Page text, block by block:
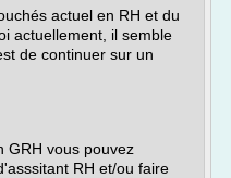
actuel en RH et du
actuellement, il semble
de continuer sur un
GRH vous pouvez
RH et/ou faire